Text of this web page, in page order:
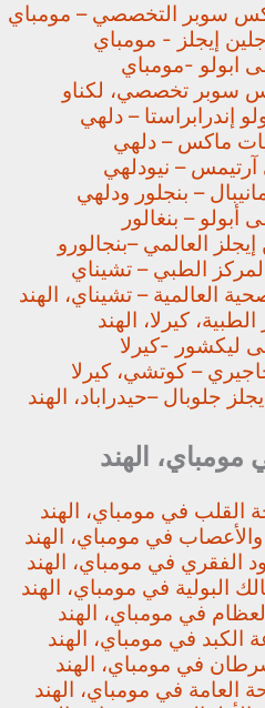
سوبر التخصصي – مومباي
إيجلز - مومباي
ابولو -مومباي
سوبر تخصصي، لكناو
إندرابراستا – دلهي
ماكس – دلهي
– نيودلهي
– بنجلور ودلهي
– بنغالور
العالمي –بنجالورو
الطبي – تشيناي
العالمية – تشيناي، الهند
كيرلا، الهند
ليكشور -كيرلا
– كوتشي، كيرلا
جلوبال –حيدراباد، الهند
مومباي، الهند
القلب في مومباي، الهند
في مومباي، الهند
الفقري في مومباي، الهند
البولية في مومباي، الهند
في مومباي، الهند
الكبد في مومباي، الهند
في مومباي، الهند
العامة في مومباي، الهند